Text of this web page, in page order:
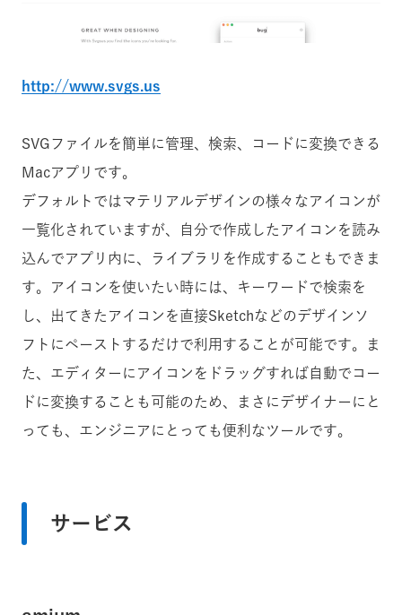
http://www.svgs.us
SVGファイルを簡単に管理、検索、コードに変換できる
Macアプリです。
デフォルトではマテリアルデザインの様々なアイコンが
一覧化されていますが、自分で作成したアイコンを読み
込んでアプリ内に、ライブラリを作成することもできま
す。アイコンを使いたい時には、キーワードで検索を
し、出てきたアイコンを直接Sketchなどのデザインソ
フトにペーストするだけで利用することが可能です。ま
た、エディターにアイコンをドラッグすれば自動でコー
ドに変換することも可能のため、まさにデザイナーにと
っても、エンジニアにとっても便利なツールです。
サービス